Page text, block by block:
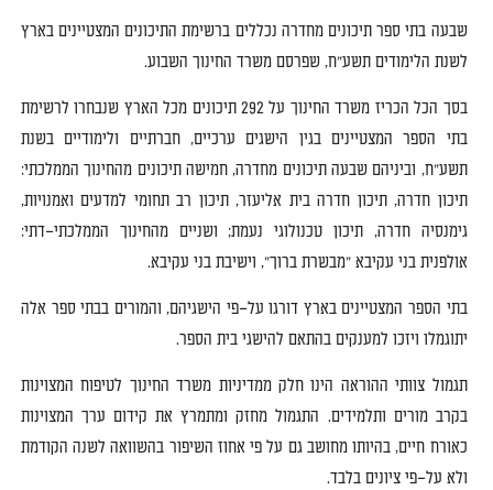
שבעה בתי ספר תיכונים מחדרה נכללים ברשימת התיכונים המצטיינים בארץ
לשנת הלימודים תשע"ח,שפרסם משרד החינוך השבוע.
בסך הכל הכריז משרד החינוך על 292 תיכונים מכל הארץ שנבחרו לרשימת
בתי
הספר המצטיינים בגין הישגים ערכיים,חברתיים ולימודיים בשנת
תשע"ח, וביניהם שבעה תיכונים מחדרה,חמישה תיכונים מהחינוך הממלכתי:
תיכון חדרה,תיכון חדרה בית אליעזר,תיכון רב תחומי למדעים ואמנויות,
גימנסיה חדרה, תיכון טכנולוגי נעמת; ושניים מהחינוך הממלכתי–דתי:
אולפנית בני עקיבא"מבשרת ברוך", וישיבת בני עקיבא.
בתי הספר המצטיינים בארץ דורגו על–פי הישגיהם, והמורים בבתי ספר אלה
יתוגמלו ויזכו למענקים בהתאם להישגי בית הספר.
תגמול צוותי ההוראה הינו חלק ממדיניות משרד החינוך לטיפוח המצוינות
בקרב מורים ותלמידים. התגמול מחזק ומתמרץ את קידום ערך המצוינות
כאורח חיים, בהיותו מחושב גם על פי אחוז השיפור בהשוואה לשנה הקודמת
ולא על–פי ציונים בלבד.